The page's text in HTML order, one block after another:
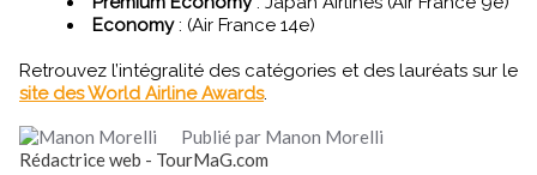
Economy: (Air France 14e)
Retrouvez l’intégralité des catégories et des lauréats sur le
site des World Airline Awards.
Publié par Manon Morelli
Rédactrice web - TourMaG.com